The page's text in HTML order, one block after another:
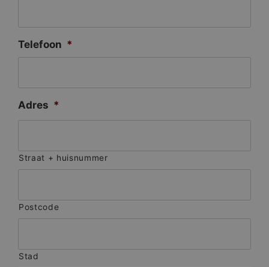
Telefoon *
Adres *
Straat + huisnummer
Postcode
Stad